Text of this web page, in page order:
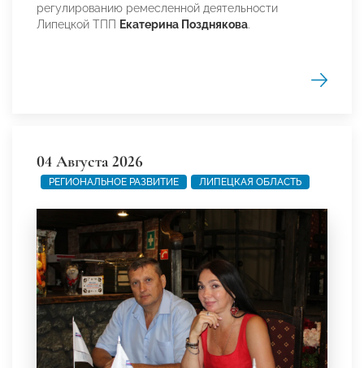
регулированию ремесленной деятельности
Липецкой ТПП Екатерина Позднякова.
04 Августа 2026
РЕГИОНАЛЬНОЕ РАЗВИТИЕ ЛИПЕЦКАЯ ОБЛАСТЬ